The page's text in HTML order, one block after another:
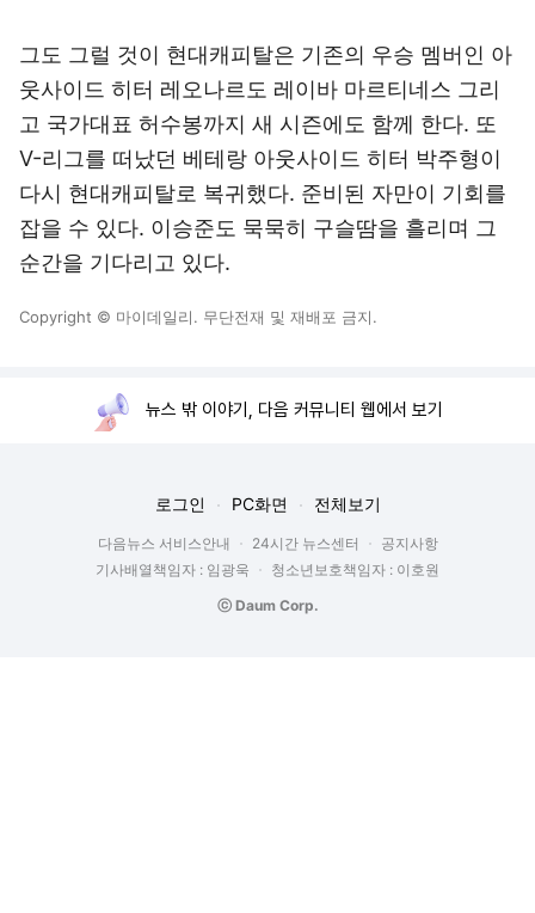
그도 그럴 것이 현대캐피탈은 기존의 우승 멤버인 아
웃사이드 히터 레오나르도 레이바 마르티네스 그리
고 국가대표 허수봉까지 새 시즌에도 함께 한다. 또
V-리그를 떠났던 베테랑 아웃사이드 히터 박주형이
다시 현대캐피탈로 복귀했다. 준비된 자만이 기회를
잡을 수 있다. 이승준도 묵묵히 구슬땀을 흘리며 그
순간을 기다리고 있다.
Copyright © 마이데일리. 무단전재 및 재배포 금지.
뉴스 밖 이야기, 다음 커뮤니티 웹에서 보기
로그인 PC화면 전체보기
다음뉴스 서비스안내 24시간 뉴스센터
공지사항
기사배열책임자 : 임광욱
청소년보호책임자 : 이호원
ⓒ Daum Corp.